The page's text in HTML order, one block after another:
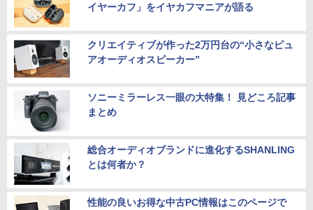
イヤーカフ」をイヤカフマニアが語る
クリエイティブが作った2万円台の“小さなピュ
アオーディオスピーカー”
ソニーミラーレス一眼の大特集！ 見どころ記事
まとめ
総合オーディオブランドに進化するSHANLING
とは何者か？
性能の良いお得な中古PC情報はこのページで